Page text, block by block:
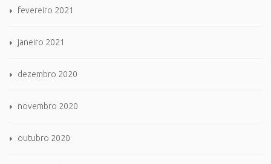
fevereiro 2021
janeiro 2021
dezembro 2020
novembro 2020
outubro 2020